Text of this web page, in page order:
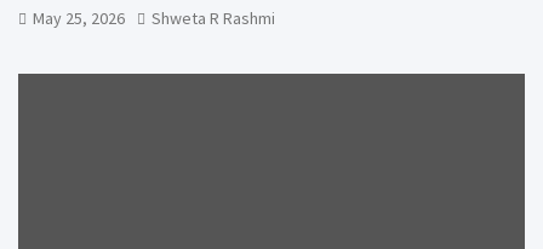
May 25, 2026 Shweta R Rashmi